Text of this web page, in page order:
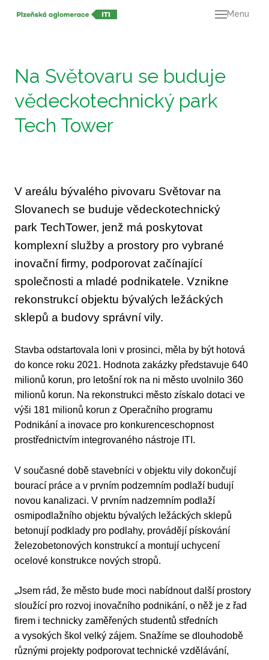
Menu
Na Světovaru se buduje
vědeckotechnický park
Tech Tower
V areálu bývalého pivovaru Světovar na
Slovanech se buduje vědeckotechnický
park TechTower, jenž má poskytovat
komplexní služby a prostory pro vybrané
inovační firmy, podporovat začínající
společnosti a mladé podnikatele. Vznikne
rekonstrukcí objektu bývalých ležáckých
sklepů a budovy správní vily.
Stavba odstartovala loni v prosinci, měla by být hotová
do konce roku 2021. Hodnota zakázky představuje 640
milionů korun, pro letošní rok na ni město uvolnilo 360
milionů korun. Na rekonstrukci město získalo dotaci ve
výši 181 milionů korun z Operačního programu
Podnikání a inovace pro konkurenceschopnost
prostřednictvím integrovaného nástroje ITI.
V současné době stavebníci v objektu vily dokončují
bourací práce a v prvním podzemním podlaží budují
novou kanalizaci. V prvním nadzemním podlaží
osmipodlažního objektu bývalých ležáckých sklepů
betonují podklady pro podlahy, provádějí pískování
železobetonových konstrukcí a montují uchycení
ocelové konstrukce nových stropů.
„Jsem rád, že město bude moci nabídnout další prostory
sloužící pro rozvoj inovačního podnikání, o něž je z řad
firem i technicky zaměřených studentů středních
a vysokých škol velký zájem. Snažíme se dlouhodobě
různými projekty podporovat technické vzdělávání,